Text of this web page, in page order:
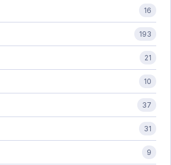
16
193
21
10
37
31
9